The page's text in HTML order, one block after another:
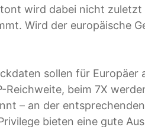
wird dabei nicht zuletzt
Wird der europäische
sollen für Europäer
Reichweite, beim 7X
– an der
bieten eine gute